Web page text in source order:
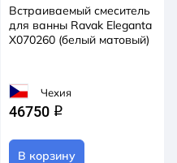
Встраиваемый смеситель
для ванны Ravak Eleganta
X070260 (белый матовый)
Чехия
46750 q
В корзину